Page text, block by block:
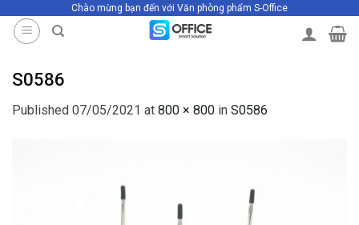
Chào mừng bạn đến với Văn phòng phẩm S-Office
S0586
Published 07/05/2021 at 800 × 800 in S0586